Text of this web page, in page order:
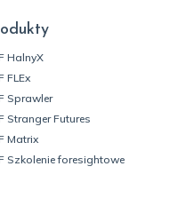
HalnyX
FLEx
Sprawler
Stranger Futures
Matrix
Szkolenie foresightowe